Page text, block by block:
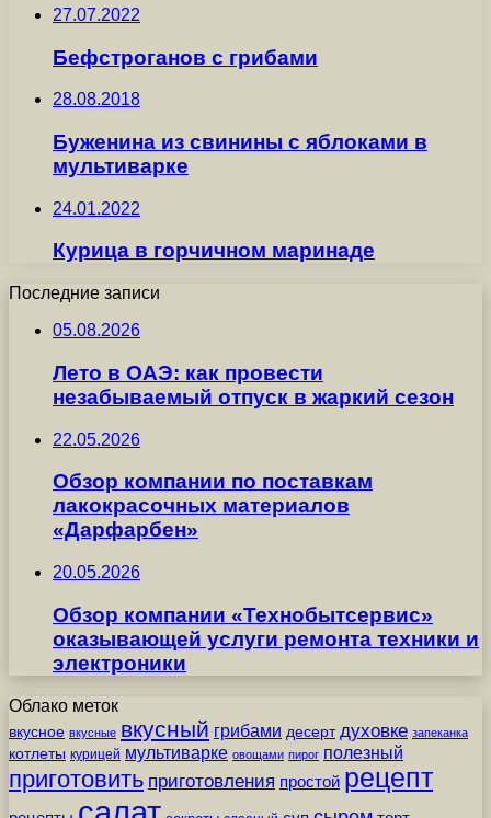
27.07.2022
Бефстроганов с грибами
28.08.2018
Буженина из свинины с яблоками в
мультиварке
24.01.2022
Курица в горчичном маринаде
Последние записи
05.08.2026
Лето в ОАЭ: как провести
незабываемый отпуск в жаркий сезон
22.05.2026
Обзор компании по поставкам
лакокрасочных материалов
«Дарфарбен»
20.05.2026
Обзор компании «Технобытсервис»
оказывающей услуги ремонта техники и
электроники
Облако меток
вкусное вкусные вкусный грибами десерт духовке запеканка
котлеты курицей мультиварке овощами пирог полезный
приготовить приготовления простой рецепт